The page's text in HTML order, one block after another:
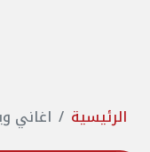
الرئيسية اغاني